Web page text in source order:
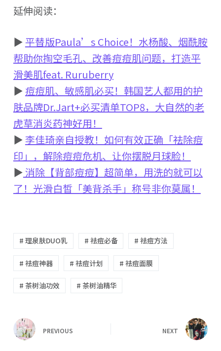
延伸阅读：
▶平替版Paula’s Choice！水杨酸、烟酰胺
帮助你掏空毛孔、改善痘痘肌问题，打造平
滑美肌feat. Ruruberry
▶ 痘痘肌、敏感肌必买！韩国艺人都用的护
肤品牌Dr.Jart+必买清单TOP8，大自然的老
虎草消炎药神好用！
▶ 李佳琦亲自授教！如何有效正确「祛除痘
印」，解除痘痘危机、让你摆脱月球脸！
▶消除【背部痘痘】超简单，用洗的就可以
了！光滑白皙「美背杀手」称号非你莫属！
# 理泉肤DUO乳 # 祛痘必备 # 祛痘方法
# 祛痘神器 # 祛痘计划 # 祛痘面膜
# 茶树油功效 # 茶树油精华
PREVIOUS NEXT